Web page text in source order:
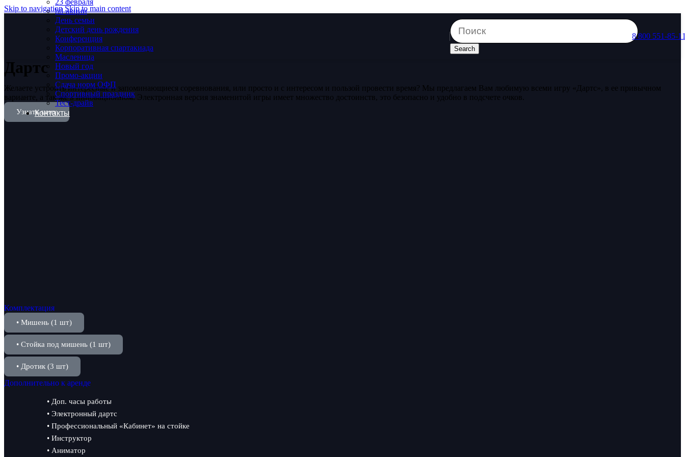
Skip to navigationSkip to main content
23 февраля
btl-акции
День семьи
Детский день рождения
Конференция
Корпоративная спартакиада
Масленица
Новый год
Промо-акции
Сдача норм ОФП
Спортивный праздник
Тест-драйв
Контакты
Search
8 800 551-85-
Дартс
Желаете устроить интересные и запоминающиеся соревнования, или просто и с интересом и пользой провести время? Мы предлагаем Вам любимую всеми игру «Дартс», в ее привычном
варианте, а так же в инновационном. Электронная версия знаменитой игры имеет множество достоинств, это безопасно и удобно в подсчете очков.
Узнать цену
Комплектация
• Мишень (1 шт)
• Стойка под мишень (1 шт)
• Дротик (3 шт)
Дополнительно к аренде
• Доп. часы работы
• Электронный дартс
• Профессиональный «Кабинет» на стойке
• Инструктор
• Аниматор